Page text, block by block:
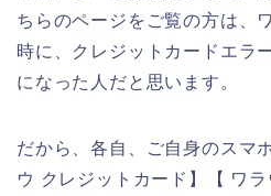
ちらのページをご覧の方は、
時に、クレジットカードエラ
になった人だと思います。
だから、各自、ご自身のスマ
ウ クレジットカード】【 ワ